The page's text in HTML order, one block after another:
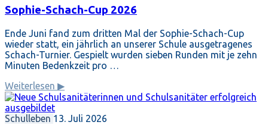
Sophie-Schach-Cup 2026
Ende Juni fand zum dritten Mal der Sophie-Schach-Cup
wieder statt, ein jährlich an unserer Schule ausgetragenes
Schach-Turnier. Gespielt wurden sieben Runden mit je zehn
Minuten Bedenkzeit pro …
Weiterlesen ▶
Schulleben 13. Juli 2026